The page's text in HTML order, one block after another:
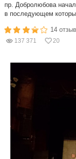
пр. Добролюбова
в последующем
14
137 371 20